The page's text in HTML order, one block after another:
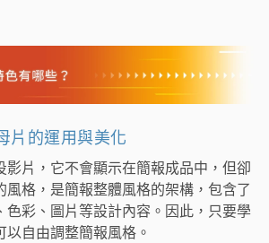
片的運用與美化
影片，它不會顯示在簡報成品中，但卻
風格，是簡報整體風格的架構，包含了
色彩、圖片等設計內容。因此，只要學
自由調整簡報風格。